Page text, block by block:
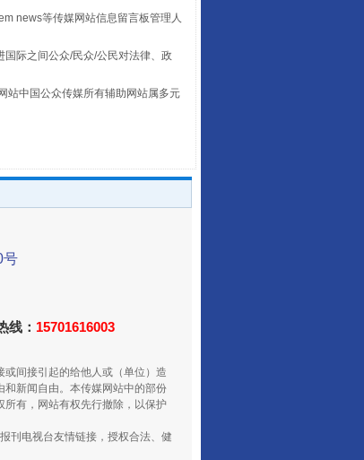
让传统村落焕发生机
走！国家喊你健身啦
news等传媒网站信息留言板管理人
际之间公众/民众/公民对法律、政
站中国公众传媒所有辅助网站属多元
号
线： 15701616003
间接引起的给他人或（单位）造
新闻自由。本传媒网站中的部份
有，网站有权先行撤除，以保护
刊电视台友情链接，授权合法、健